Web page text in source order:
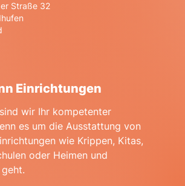
Straße 32
Einrichtungen
wir Ihr kompetenter
es um die Ausstattung von
wie Krippen, Kitas,
oder Heimen und